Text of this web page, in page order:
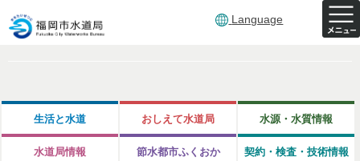
Language
生活と水道 おしえて水道局 水源・水質情報
水道局情報 節水都市ふくおか 契約・検査・技術情報